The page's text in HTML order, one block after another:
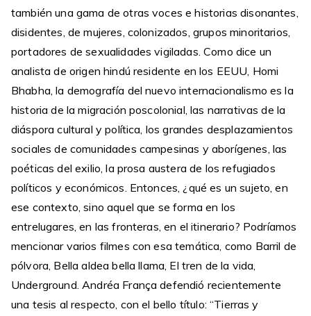
también una gama de otras voces e historias disonantes,
disidentes, de mujeres, colonizados, grupos minoritarios,
portadores de sexualidades vigiladas. Como dice un
analista de origen hindú residente en los EEUU, Homi
Bhabha, la demografía del nuevo internacionalismo es la
historia de la migración poscolonial, las narrativas de la
diáspora cultural y política, los grandes desplazamientos
sociales de comunidades campesinas y aborígenes, las
poéticas del exilio, la prosa austera de los refugiados
políticos y económicos. Entonces, ¿qué es un sujeto, en
ese contexto, sino aquel que se forma en los
entrelugares, en las fronteras, en el itinerario? Podríamos
mencionar varios filmes con esa temática, como Barril de
pólvora, Bella aldea bella llama, El tren de la vida,
Underground. Andréa França defendió recientemente
una tesis al respecto, con el bello título: “Tierras y